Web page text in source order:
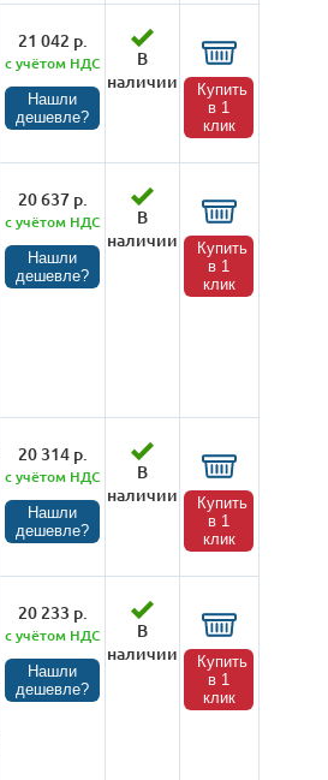
21 042 р.
с учётом НДС
Нашли
дешевле?
В
наличии
Купить
в 1
клик
20 637 р.
с учётом НДС
Нашли
дешевле?
В
наличии
Купить
в 1
клик
20 314 р.
с учётом НДС
Нашли
дешевле?
В
наличии
Купить
в 1
клик
20 233 р.
с учётом НДС
Нашли
дешевле?
В
наличии
Купить
в 1
клик